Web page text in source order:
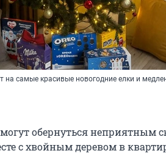
самые красивые новогодние елки и
обернуться неприятным
с хвойным деревом в